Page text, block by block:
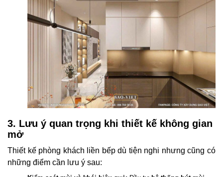
3. Lưu ý quan trọng khi thiết kế không gian
mở
Thiết kế phòng khách liền bếp dù tiện nghi nhưng cũng có
những điểm cần lưu ý sau: